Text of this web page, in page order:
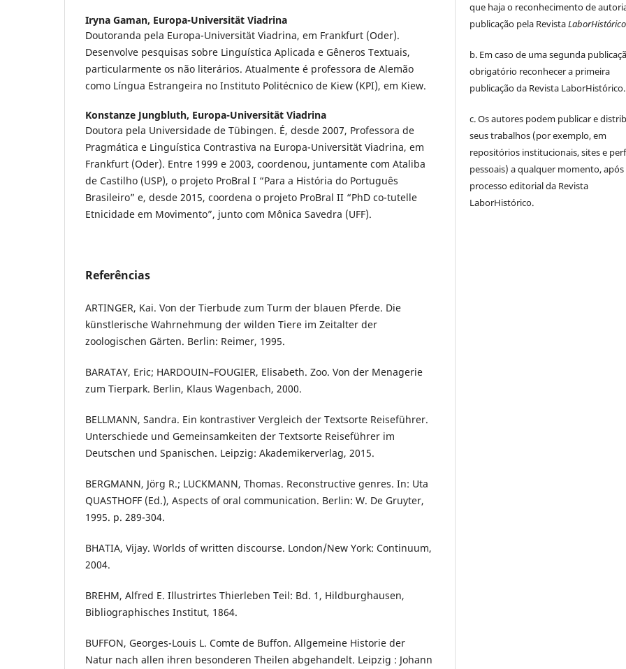
Iryna Gaman, Europa-Universität Viadrina
Doutoranda pela Europa-Universität Viadrina, em Frankfurt (Oder).
Desenvolve pesquisas sobre Linguística Aplicada e Gêneros Textuais,
particularmente os não literários. Atualmente é professora de Alemão
como Língua Estrangeira no Instituto Politécnico de Kiew (KPI), em Kiew.
Konstanze Jungbluth, Europa-Universität Viadrina
Doutora pela Universidade de Tübingen. É, desde 2007, Professora de
Pragmática e Linguística Contrastiva na Europa-Universität Viadrina, em
Frankfurt (Oder). Entre 1999 e 2003, coordenou, juntamente com Ataliba
de Castilho (USP), o projeto ProBral I “Para a História do Português
Brasileiro” e, desde 2015, coordena o projeto ProBral II “PhD co-tutelle
Etnicidade em Movimento”, junto com Mônica Savedra (UFF).
Referências
ARTINGER, Kai. Von der Tierbude zum Turm der blauen Pferde. Die
künstlerische Wahrnehmung der wilden Tiere im Zeitalter der
zoologischen Gärten. Berlin: Reimer, 1995.
BARATAY, Eric; HARDOUIN–FOUGIER, Elisabeth. Zoo. Von der Menagerie
zum Tierpark. Berlin, Klaus Wagenbach, 2000.
BELLMANN, Sandra. Ein kontrastiver Vergleich der Textsorte Reiseführer.
Unterschiede und Gemeinsamkeiten der Textsorte Reiseführer im
Deutschen und Spanischen. Leipzig: Akademikerverlag, 2015.
BERGMANN, Jörg R.; LUCKMANN, Thomas. Reconstructive genres. In: Uta
QUASTHOFF (Ed.), Aspects of oral communication. Berlin: W. De Gruyter,
1995. p. 289-304.
BHATIA, Vijay. Worlds of written discourse. London/New York: Continuum,
2004.
BREHM, Alfred E. Illustrirtes Thierleben Teil: Bd. 1, Hildburghausen,
Bibliographisches Institut, 1864.
BUFFON, Georges-Louis L. Comte de Buffon. Allgemeine Historie der
Natur nach allen ihren besonderen Theilen abgehandelt. Leipzig : Johann
que haja o reconhecimento de
publicação pela RevistaLaborHistórico
b. Em caso de uma segunda
obrigatório reconhecer a primeira
publicação da Revista LaborHistórico.
c. Os autores podem publicar e
seus trabalhos (por exemplo, em
repositórios institucionais, sites e
pessoais) a qualquer momento, após
processo editorial da Revista
LaborHistórico.